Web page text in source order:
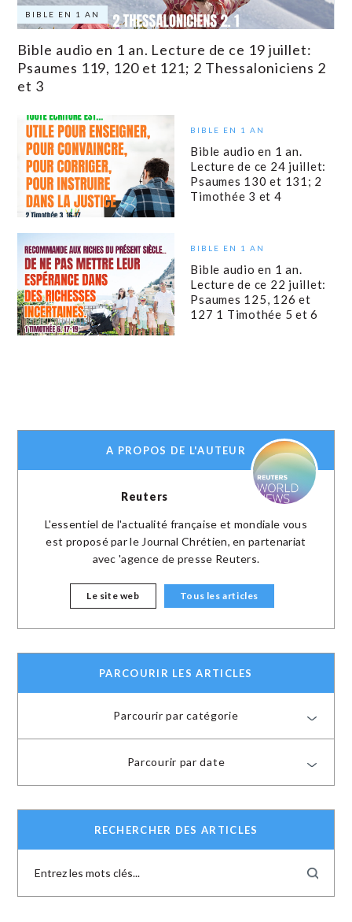
BIBLE EN 1 AN
Bible audio en 1 an. Lecture de ce 19 juillet:
Psaumes 119, 120 et 121; 2 Thessaloniciens 2
et 3
BIBLE EN 1 AN
Bible audio en 1 an.
Lecture de ce 24 juillet:
Psaumes 130 et 131; 2
Timothée 3 et 4
BIBLE EN 1 AN
Bible audio en 1 an.
Lecture de ce 22 juillet:
Psaumes 125, 126 et
127 1 Timothée 5 et 6
A PROPOS DE L'AUTEUR
Reuters
L'essentiel de l'actualité française et mondiale vous
est proposé par le Journal Chrétien, en partenariat
avec 'agence de presse Reuters.
Le site web Tous les articles
PARCOURIR LES ARTICLES
Parcourir par catégorie
Parcourir par date
RECHERCHER DES ARTICLES